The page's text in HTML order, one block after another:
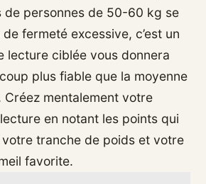
de personnes de 50-60 kg se
fermeté excessive, c’est un
lecture ciblée vous donnera
plus fiable que la moyenne
Créez mentalement votre
en notant les points qui
tranche de poids et votre
favorite.